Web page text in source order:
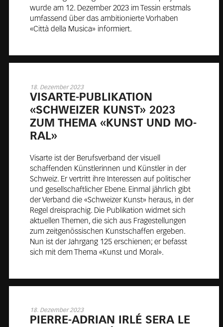
wurde am 12. Dezember 2023 im Tessin erstmals
umfassend über das ambitionierte Vorhaben
«Città della Musica» informiert.
18. Dezember 2023
VI­SA­R­TE-PU­BLI­KA­TI­ON
«SCHWEI­ZER KUNST» 2023
ZUM THE­MA «KUNST UND MO­
RAL»
Visarte ist der Berufsverband der visuell
schaffenden Künstlerinnen und Künstler in der
Schweiz. Er vertritt ihre Interessen auf politischer
und gesellschaftlicher Ebene. Einmal jährlich gibt
der Verband die «Schweizer Kunst» heraus, in der
Regel dreisprachig. Die Publikation widmet sich
aktuellen Themen, die sich aus Fragestellungen
zum zeitgenössischen Kunstschaffen ergeben.
Nun ist der Jahrgang 125 erschienen; er befasst
sich mit dem Thema «Kunst und Moral».
18. Dezember 2023
PIERRE-ADRIAN IRLÉ SERA LE